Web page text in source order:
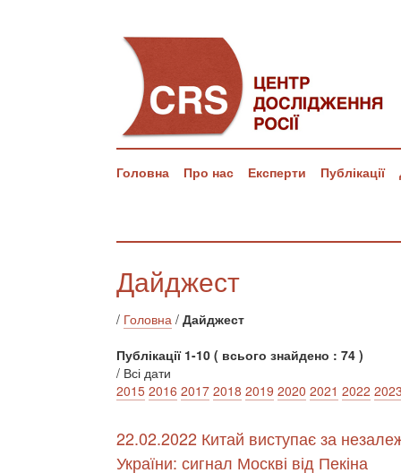
Головна Про нас Експерти Публікації
Дайджест
/ Головна / Дайджест
Публікації 1-10 ( всього знайдено : 74 )
/ Всі дати
2015 2016 2017 2018 2019 2020 2021 2022
22.02.2022 Китай виступає за
України: сигнал Москві від Пекіна